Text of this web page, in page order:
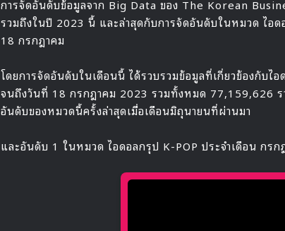
การจัดอันดับข้อมูลจาก Big Data ของ The Korean
รวมถึงในปี 2023 นี้ และล่าสุดกับการจัดอันดับในหมวด ไอ
18 กรกฎาคม
โดยการจัดอันดับในเดือนนี้ ได้รวบรวมข้อมูลที่เกี่ยวข้องกับ
จนถึงวันที่ 18 กรกฎาคม 2023 รวมทั้งหมด 77,159,626 ร
อันดับของหมวดนี้ครั้งล่าสุดเมื่อเดือนมิถุนายนที่ผ่านมา
และอันดับ 1 ในหมวด ไอดอลกรุป K-POP ประจำเดือน กร